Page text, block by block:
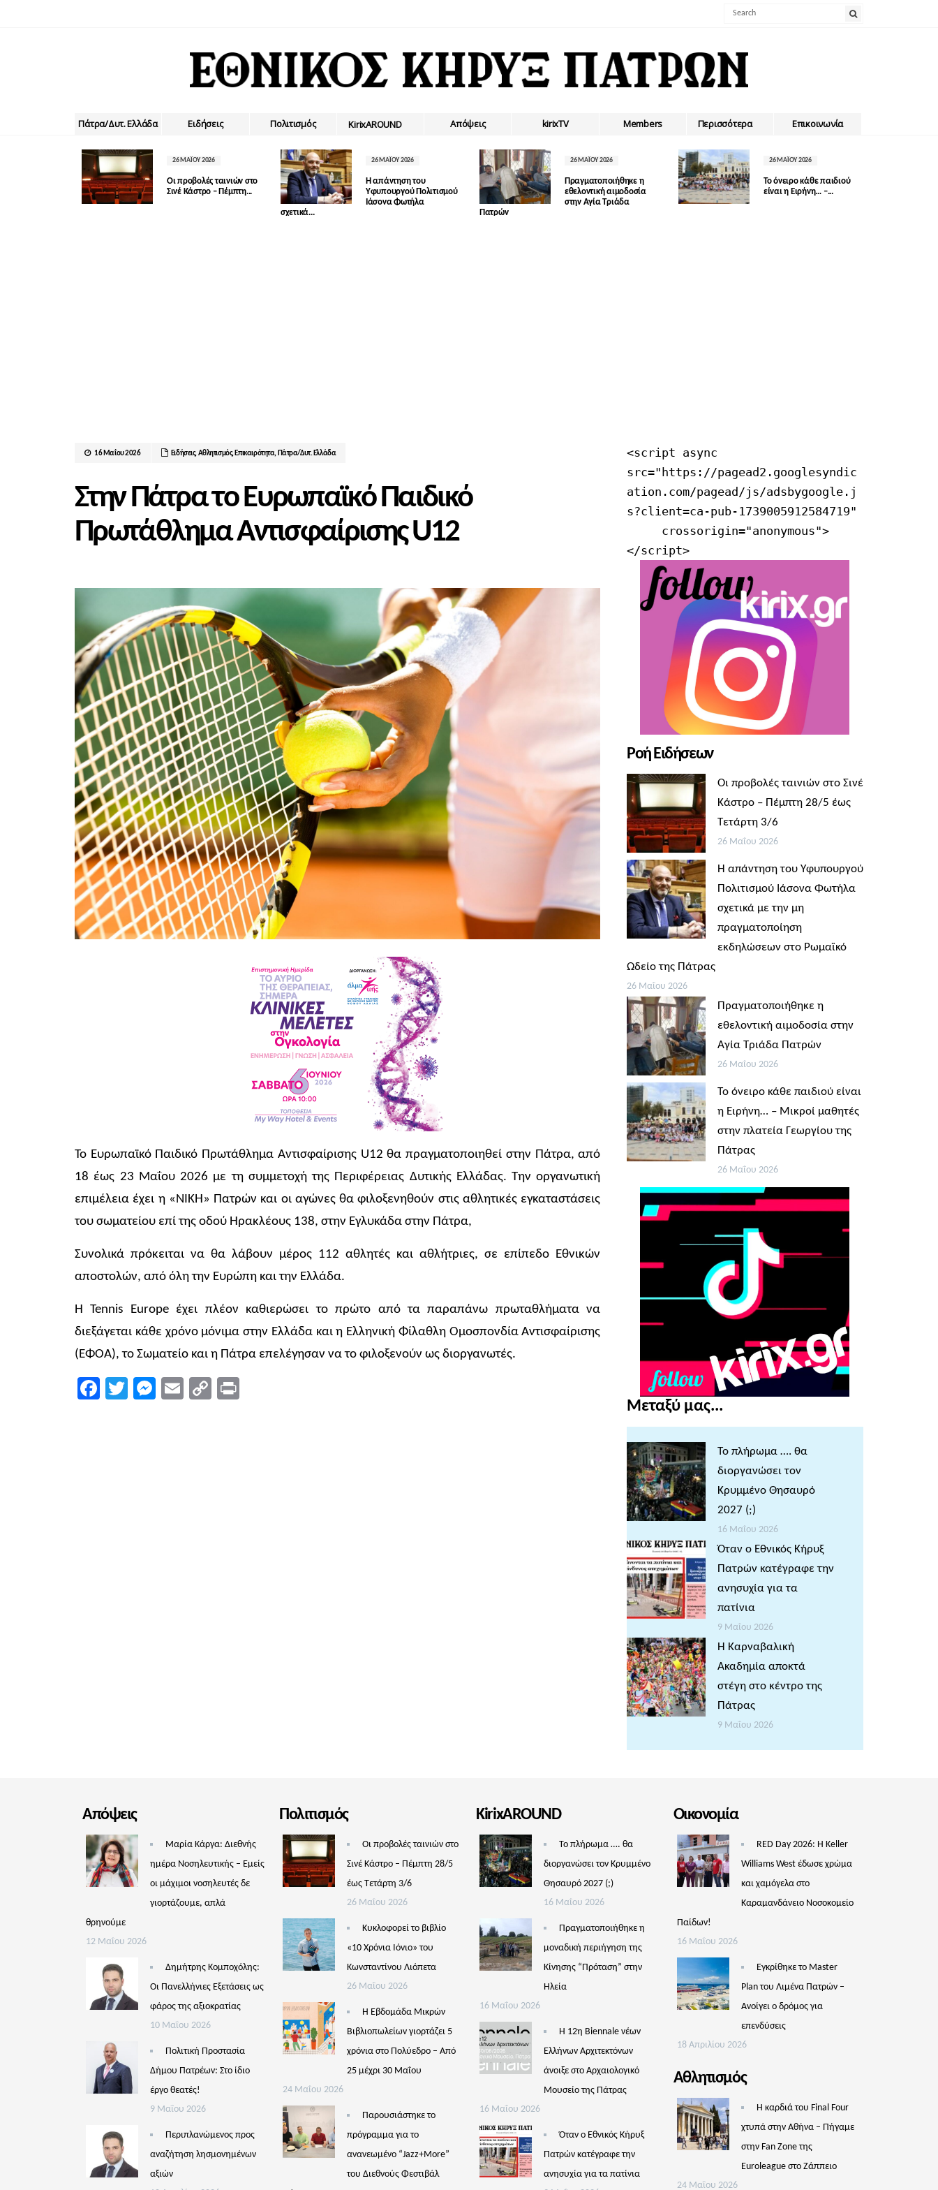
Πάτρα/Δυτ. Ελλάδα Ειδήσεις Πολιτισμός ΚirixAROUND Απόψεις kirixTV Members Περισσότερα Επικοινωνία
26 ΜΑΪ́ΟΥ 2026
Οι προβολές ταινιών στο
Σινέ Κάστρο – Πέμπτη...
26 ΜΑΪ́ΟΥ 2026
Η απάντηση του
Υφυπουργού Πολιτισμού
Ιάσονα Φωτήλα
σχετικά...
26 ΜΑΪ́ΟΥ 2026
Πραγματοποιήθηκε η
εθελοντική αιμοδοσία
στην Αγία Τριάδα
Πατρών
26 ΜΑΪ́ΟΥ 2026
Το όνειρο κάθε παιδιού
είναι η Ειρήνη… –...
16 Μαΐου 2026 Ειδήσεις,Αθλητισμός,Επικαιρότητα,Πάτρα/Δυτ. Ελλάδα
Στην Πάτρα το Ευρωπαϊκό Παιδικό
Πρωτάθλημα Αντισφαίρισης U12
Το Ευρωπαϊκό Παιδικό Πρωτάθλημα Αντισφαίρισης U12 θα πραγματοποιηθεί στην Πάτρα, από
18 έως 23 Μαΐου 2026 με τη συμμετοχή της Περιφέρειας Δυτικής Ελλάδας. Την οργανωτική
επιμέλεια έχει η «ΝΙΚΗ» Πατρών και οι αγώνες θα φιλοξενηθούν στις αθλητικές εγκαταστάσεις
του σωματείου επί της οδού Ηρακλέους 138, στην Εγλυκάδα στην Πάτρα,
Συνολικά πρόκειται να θα λάβουν μέρος 112 αθλητές και αθλήτριες, σε επίπεδο Εθνικών
αποστολών, από όλη την Ευρώπη και την Ελλάδα.
Η Tennis Europe έχει πλέον καθιερώσει το πρώτο από τα παραπάνω πρωταθλήματα να
διεξάγεται κάθε χρόνο μόνιμα στην Ελλάδα και η Ελληνική Φίλαθλη Ομοσπονδία Αντισφαίρισης
(ΕΦΟΑ), το Σωματείο και η Πάτρα επελέγησαν να το φιλοξενούν ως διοργανωτές.
Facebook
TwitterMessenger
EmailCopy
<script async
src="https://pagead2.googlesyndic
ation.com/pagead/js/adsbygoogle.j
s?client=ca-pub-1739005912584719"
</script>
Ροή Ειδήσεων
Οι προβολές ταινιών στο Σινέ
Κάστρο – Πέμπτη 28/5 έως
Τετάρτη 3/6
26 Μαΐου 2026
Η απάντηση του Υφυπουργού
Πολιτισμού Ιάσονα Φωτήλα
σχετικά με την μη
πραγματοποίηση
εκδηλώσεων στο Ρωμαϊκό
Ωδείο της Πάτρας
26 Μαΐου 2026
Πραγματοποιήθηκε η
εθελοντική αιμοδοσία στην
Αγία Τριάδα Πατρών
26 Μαΐου 2026
Το όνειρο κάθε παιδιού είναι
η Ειρήνη… – Μικροί μαθητές
στην πλατεία Γεωργίου της
Πάτρας
26 Μαΐου 2026
Μεταξύ μας...
Το πλήρωμα …. θα
διοργανώσει τον
Κρυμμένο Θησαυρό
2027 (;)
16 Μαΐου 2026
Όταν ο Εθνικός Κήρυξ
Πατρών κατέγραφε την
ανησυχία για τα
πατίνια
9 Μαΐου 2026
Η Καρναβαλική
Ακαδημία αποκτά
στέγη στο κέντρο της
Πάτρας
9 Μαΐου 2026
Απόψεις
Μαρία Κάργα: Διεθνής
ημέρα Νοσηλευτικής – Εμείς
οι μάχιμοι νοσηλευτές δε
γιορτάζουμε, απλά
θρηνούμε
12 Μαΐου 2026
Δημήτρης Κομποχόλης:
Οι Πανελλήνιες Εξετάσεις ως
φάρος της αξιοκρατίας
10 Μαΐου 2026
Πολιτική Προστασία
Δήμου Πατρέων: Στο ίδιο
έργο θεατές!
9 Μαΐου 2026
Περιπλανώμενος προς
αναζήτηση λησμονημένων
αξιών
Πολιτισμός
Οι προβολές ταινιών στο
Σινέ Κάστρο – Πέμπτη 28/5
έως Τετάρτη 3/6
26 Μαΐου 2026
Κυκλοφορεί το βιβλίο
«10 Χρόνια Ιόνιο» του
Κωνσταντίνου Λιόπετα
26 Μαΐου 2026
Η Εβδομάδα Μικρών
Βιβλιοπωλείων γιορτάζει 5
χρόνια στο Πολύεδρο – Από
25 μέχρι 30 Μαΐου
24 Μαΐου 2026
Παρουσιάστηκε το
πρόγραμμα για το
ανανεωμένο “Jazz+More”
του Διεθνούς Φεστιβάλ
KirixAROUND
Το πλήρωμα …. θα
διοργανώσει τον Κρυμμένο
Θησαυρό 2027 (;)
16 Μαΐου 2026
Πραγματοποιήθηκε η
μοναδική περιήγηση της
Κίνησης “Πρόταση” στην
Ηλεία
16 Μαΐου 2026
Η 12η Biennale νέων
Ελλήνων Αρχιτεκτόνων
άνοιξε στο Αρχαιολογικό
Μουσείο της Πάτρας
16 Μαΐου 2026
Όταν ο Εθνικός Κήρυξ
Πατρών κατέγραφε την
ανησυχία για τα πατίνια
Οικονομία
RED Day 2026: Η Keller
Williams West έδωσε χρώμα
και χαμόγελα στο
Καραμανδάνειο Νοσοκομείο
Παίδων!
16 Μαΐου 2026
Εγκρίθηκε το Master
Plan του Λιμένα Πατρών –
Aνοίγει ο δρόμος για
επενδύσεις
18 Απριλίου 2026
Αθλητισμός
Η καρδιά του Final Four
χτυπά στην Αθήνα – Πήγαμε
στην Fan Zone της
Euroleague στο Ζάππειο
24 Μαΐου 2026